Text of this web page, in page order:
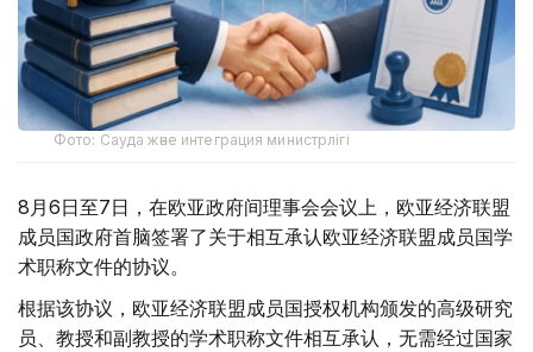
Фото: Сауда және интеграция министрлігі
8月6日至7日，在欧亚政府间理事会会议上，欧亚经济联盟
成员国政府首脑签署了关于相互承认欧亚经济联盟成员国学
术职称文件的协议。
根据该协议，欧亚经济联盟成员国授权机构颁发的高级研究
员、教授和副教授的学术职称文件相互承认，无需经过国家